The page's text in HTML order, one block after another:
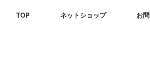
TOP ネットショップ お